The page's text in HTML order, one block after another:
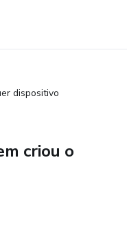
dispositivo
criou o